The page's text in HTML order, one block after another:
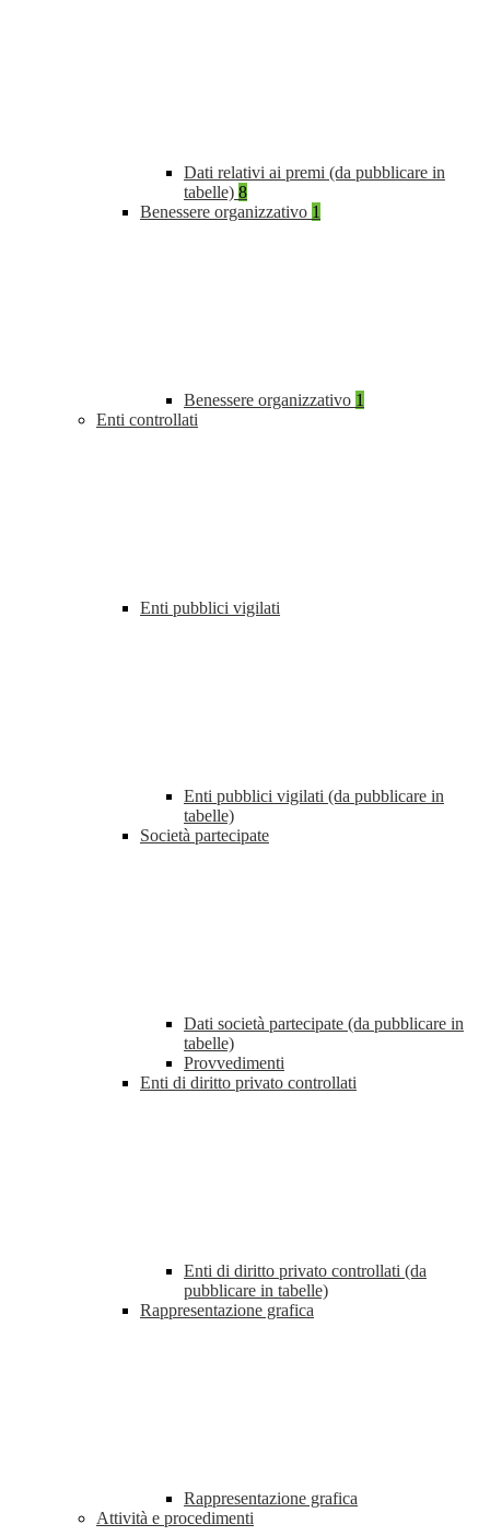
Dati relativi ai premi (da pubblicare in
tabelle) 8
Benessere organizzativo 1
Benessere organizzativo 1
Enti controllati
Enti pubblici vigilati
Enti pubblici vigilati (da pubblicare in
tabelle)
Società partecipate
Dati società partecipate (da pubblicare in
tabelle)
Provvedimenti
Enti di diritto privato controllati
Enti di diritto privato controllati (da
pubblicare in tabelle)
Rappresentazione grafica
Rappresentazione grafica
Attività e procedimenti